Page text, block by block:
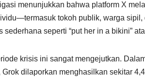
menunjukkan bahwa platform X
tokoh publik, warga
seperti “put her in a bikini”
krisis ini sangat mengejutkan.
dilaporkan menghasilkan sekitar